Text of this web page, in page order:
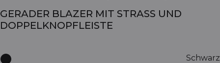
GERADER BLAZER MIT STRASS UND
DOPPELKNOPFLEISTE
Schwarz